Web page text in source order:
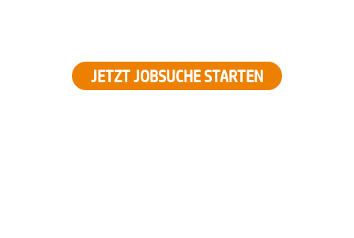
JETZT JOBSUCHE STARTEN